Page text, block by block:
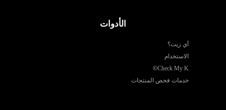
الأدوات
أي زيت؟
الاستخدام
Check My K
©
خدمات فحص المنتجات